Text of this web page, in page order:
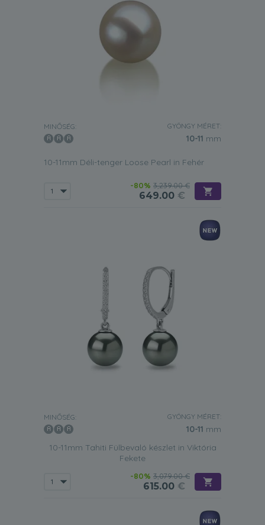
MINŐSÉG: GYÖNGY MÉRET:
10-11 mm
10-11mm Déli-tenger Loose Pearl in Fehér
-80% 3,239.00 €
649.00 €
MINŐSÉG: GYÖNGY MÉRET:
10-11 mm
10-11mm Tahiti Fülbevaló készlet in Viktória
Fekete
-80% 3,079.00 €
615.00 €